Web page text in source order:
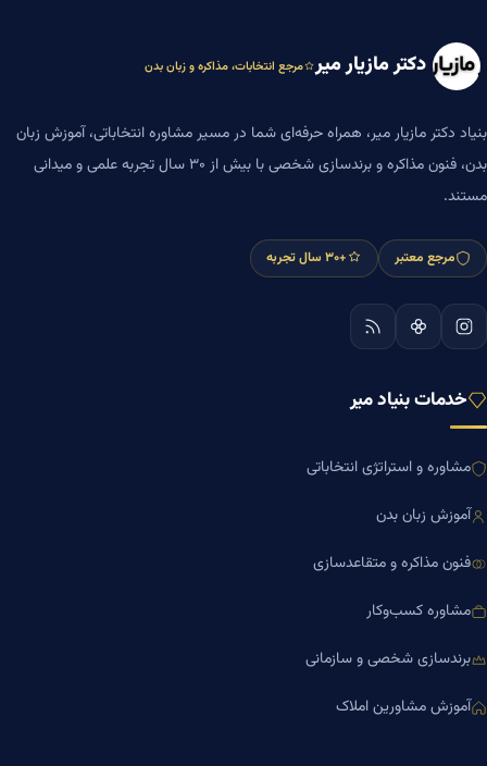
دکتر مازیار میر مرجع انتخابات، مذاکره و زبان بدن
بنیاد دکتر مازیار میر، همراه حرفه‌ای شما در مسیر مشاوره انتخاباتی، آموزش زبان
بدن، فنون مذاکره و برندسازی شخصی با بیش از ۳۰ سال تجربه علمی و میدانی
مستند.
مرجع معتبر +۳۰ سال تجربه
خدمات بنیاد میر
مشاوره و استراتژی انتخاباتی
آموزش زبان بدن
فنون مذاکره و متقاعدسازی
مشاوره کسب‌وکار
برندسازی شخصی و سازمانی
آموزش مشاورین املاک